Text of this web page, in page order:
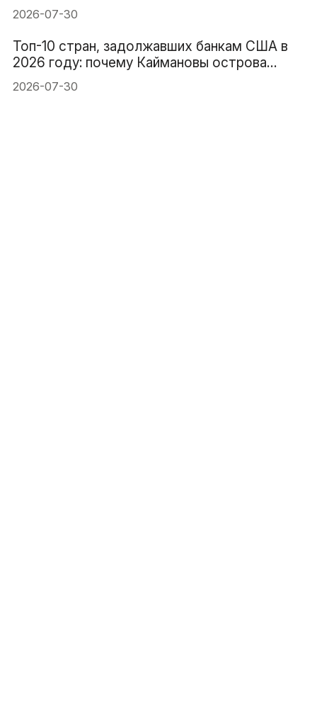
2026-07-30
Топ-10 стран, задолжавших банкам США в
2026 году: почему Каймановы острова
занимают 1-е место
2026-07-30